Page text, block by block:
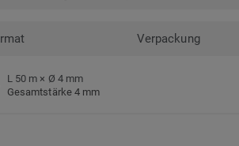
Verpackung
L 50 m × Ø 4 mm
Gesamtstärke 4 mm